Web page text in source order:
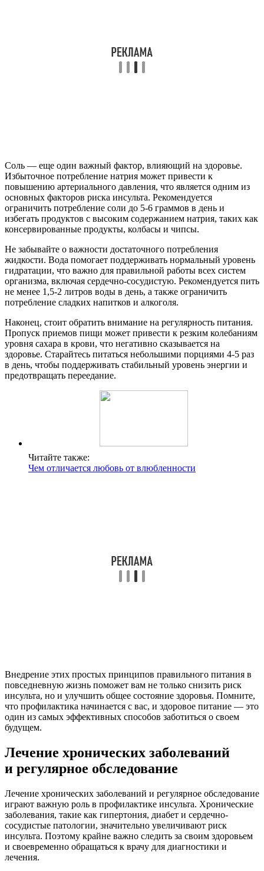
Соль — еще один важный фактор, влияющий на здоровье.
Избыточное потребление натрия может привести к
повышению артериального давления, что является одним из
основных факторов риска инсульта. Рекомендуется
ограничить потребление соли до 5-6 граммов в день и
избегать продуктов с высоким содержанием натрия, таких как
консервированные продукты, колбасы и чипсы.
Не забывайте о важности достаточного потребления
жидкости. Вода помогает поддерживать нормальный уровень
гидратации, что важно для правильной работы всех систем
организма, включая сердечно-сосудистую. Рекомендуется пить
не менее 1,5-2 литров воды в день, а также ограничить
потребление сладких напитков и алкоголя.
Наконец, стоит обратить внимание на регулярность питания.
Пропуск приемов пищи может привести к резким колебаниям
уровня сахара в крови, что негативно сказывается на
здоровье. Старайтесь питаться небольшими порциями 4-5 раз
в день, чтобы поддерживать стабильный уровень энергии и
предотвращать переедание.
Читайте также:
Чем отличается любовь от влюбленности
Внедрение этих простых принципов правильного питания в
повседневную жизнь поможет вам не только снизить риск
инсульта, но и улучшить общее состояние здоровья. Помните,
что профилактика начинается с вас, и здоровое питание — это
один из самых эффективных способов заботиться о своем
будущем.
Лечение хронических заболеваний
и регулярное обследование
Лечение хронических заболеваний и регулярное обследование
играют важную роль в профилактике инсульта. Хронические
заболевания, такие как гипертония, диабет и сердечно-
сосудистые патологии, значительно увеличивают риск
инсульта. Поэтому крайне важно следить за своим здоровьем
и своевременно обращаться к врачу для диагностики и
лечения.